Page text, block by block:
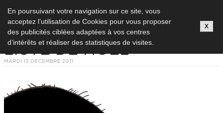
En poursuivant votre navigation sur ce site, vous
acceptez l’utilisation de Cookies pour vous proposer
des publicités ciblées adaptées à vos centres
d’intérêts et réaliser des statistiques de visites.
X
ACCRO DE LA MODE
ISABELLE OZIOL DE PIGNOL
LISTE DE NOËL
MARDI 13 DÉCEMBRE 2011